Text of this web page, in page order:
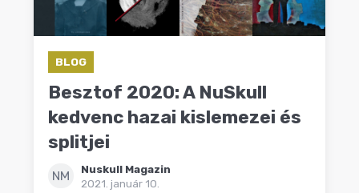
BLOG
Besztof 2020: A NuSkull
kedvenc hazai kislemezei és
splitjei
NM
Nuskull Magazin
2021. január 10.